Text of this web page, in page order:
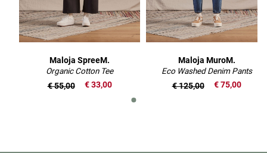
Maloja SpreeM.
Organic Cotton Tee
€ 33,00
€ 55,00
Maloja MuroM.
Eco Washed Denim Pants
€ 75,00
€ 125,00